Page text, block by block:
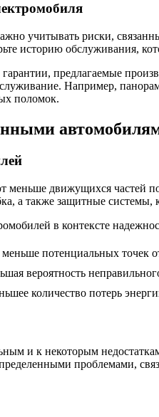
учитывать риски,
историю обслуживания,
предлагаемые
Например,
поломок.
меньше движущихся частей
а также защитные
в контексте
меньше потенциальных точек
вероятность
количество потерь
и к некоторым
проблемами,